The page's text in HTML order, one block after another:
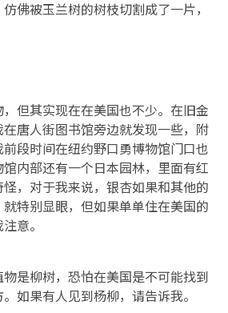
佛被玉兰树的树枝切割成了一片，
但其实现在在美国也不少。在旧金
唐人街图书馆旁边就发现一些，附
段时间在纽约野口勇博物馆门口也
内部还有一个日本园林，里面有红
，对于我来说，银杏如果和其他的
特别显眼，但如果单单住在美国的
意。
是柳树，恐怕在美国是不可能找到
。如果有人见到杨柳，请告诉我。